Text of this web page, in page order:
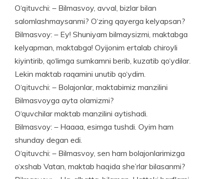
O‘qituvchi: – Bilmasvoy, avval, bizlar bilan
salomlashmaysanmi? O‘zing qayerga kelyapsan?
Bilmasvoy: – Ey! Shuniyam bilmaysizmi, maktabga
kelyapman, maktabga! Oyijonim ertalab chiroyli
kiyintirib, qo‘limga sumkamni berib, kuzatib qo‘ydilar.
Lekin maktab raqamini unutib qo‘ydim.
O‘qituvchi: – Bolajonlar, maktabimiz manzilini
Bilmasvoyga ayta olamizmi?
O‘quvchilar maktab manzilini aytishadi.
Bilmasvoy: – Haaaa, esimga tushdi. Oyim ham
shunday degan edi.
O‘qituvchi: – Bilmasvoy, sen ham bolajonlarimizga
o‘xshab Vatan, maktab haqida she’rlar bilasanmi?